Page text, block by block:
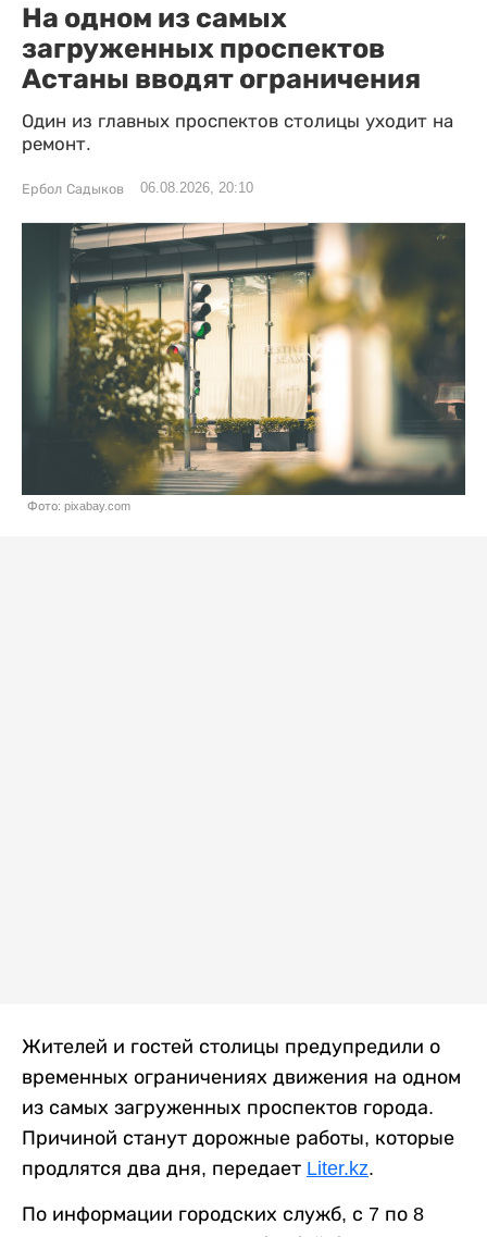
На одном из самых
загруженных проспектов
Астаны вводят ограничения
Один из главных проспектов столицы уходит на
ремонт.
Ербол Садыков 06.08.2026, 20:10
Фото: pixabay.com
Жителей и гостей столицы предупредили о
временных ограничениях движения на одном
из самых загруженных проспектов города.
Причиной станут дорожные работы, которые
продлятся два дня, передает Liter.kz.
По информации городских служб, с 7 по 8